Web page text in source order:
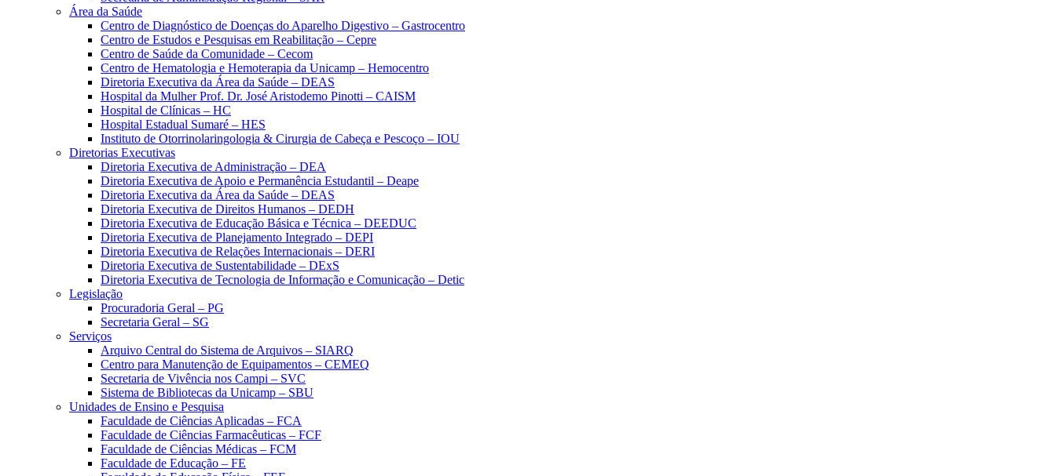
Área da Saúde
Centro de Diagnóstico de Doenças do Aparelho Digestivo – Gastrocentro
Centro de Estudos e Pesquisas em Reabilitação – Cepre
Centro de Saúde da Comunidade – Cecom
Centro de Hematologia e Hemoterapia da Unicamp – Hemocentro
Diretoria Executiva da Área da Saúde – DEAS
Hospital da Mulher Prof. Dr. José Aristodemo Pinotti – CAISM
Hospital de Clínicas – HC
Hospital Estadual Sumaré – HES
Instituto de Otorrinolaringologia & Cirurgia de Cabeça e Pescoço – IOU
Diretorias Executivas
Diretoria Executiva de Administração – DEA
Diretoria Executiva de Apoio e Permanência Estudantil – Deape
Diretoria Executiva da Área da Saúde – DEAS
Diretoria Executiva de Direitos Humanos – DEDH
Diretoria Executiva de Educação Básica e Técnica – DEEDUC
Diretoria Executiva de Planejamento Integrado – DEPI
Diretoria Executiva de Relações Internacionais – DERI
Diretoria Executiva de Sustentabilidade – DExS
Diretoria Executiva de Tecnologia de Informação e Comunicação – Detic
Legislação
Procuradoria Geral – PG
Secretaria Geral – SG
Serviços
Arquivo Central do Sistema de Arquivos – SIARQ
Centro para Manutenção de Equipamentos – CEMEQ
Secretaria de Vivência nos Campi – SVC
Sistema de Bibliotecas da Unicamp – SBU
Unidades de Ensino e Pesquisa
Faculdade de Ciências Aplicadas – FCA
Faculdade de Ciências Farmacêuticas – FCF
Faculdade de Ciências Médicas – FCM
Faculdade de Educação – FE